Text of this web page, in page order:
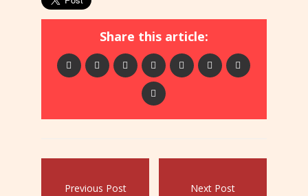
Share this article:
Previous Post Next Post